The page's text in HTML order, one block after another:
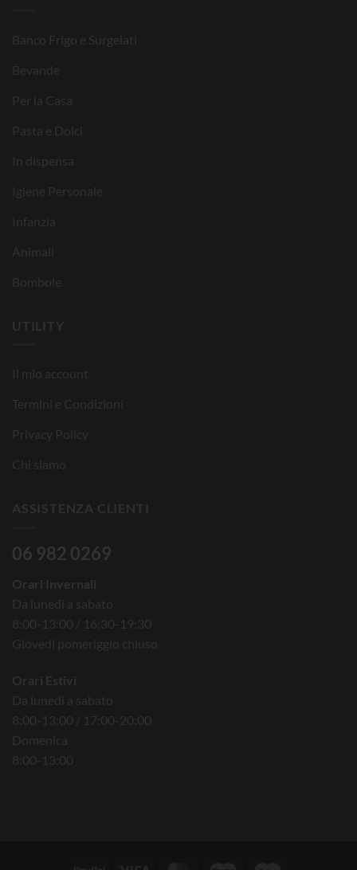
Banco Frigo e Surgelati
Bevande
Per la Casa
Pasta e Dolci
In dispensa
Igiene Personale
Infanzia
Animali
Bombole
UTILITY
Il mio account
Termini e Condizioni
Privacy Policy
Chi siamo
ASSISTENZA CLIENTI
06 982 0269
Orari Invernali
Da lunedì a sabato
8:00-13:00 / 16:30-19:30
Giovedì pomeriggio chiuso
Orari Estivi
Da lunedì a sabato
8:00-13:00 / 17:00-20:00
Domenica
8:00-13:00